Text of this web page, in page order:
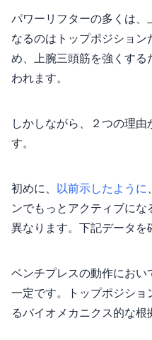
パワーリフターの多くは
なるのはトップポジショ
め、上腕三頭筋を強くす
われます。
しかしながら、２つの理
す。
初めに、 以前示したように
ンでもっとアクティブに
異なります。下記データを
ベンチプレスの動作にお
一定です。トップポジショ
るバイオメカニクス的な根